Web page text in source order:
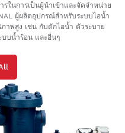
ในการเป็นผู้นำเข้าและจัดจำหน่าย
ผู้ผลิตอุปกรณ์สำหรับระบบไอน้ำ
าพสูง เช่น กับดักไอน้ำ ตัวระบาย
บน้ำร้อน และอื่นๆ